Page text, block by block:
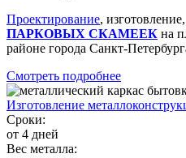
Проектирование,
ПАРКОВЫХ СКАМЕЕК на
районе города Санкт-
Смотреть подробнее
Изготовление
Сроки:
от 4 дней
Вес металла: